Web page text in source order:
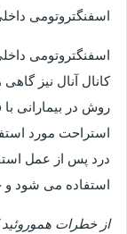
اسفنگتروتومی
اسفنگتروتومی
کانال آنال نیز
روش در بیمارانی با
استراحت مورد
درد پس از عمل
استفاده می شود و
از خطرات هموروئید